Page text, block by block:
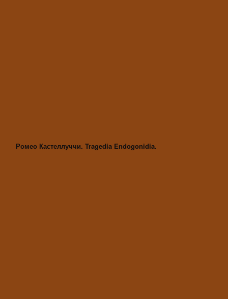
Ромео Кастеллуччи. Tragedia Endogonidia.